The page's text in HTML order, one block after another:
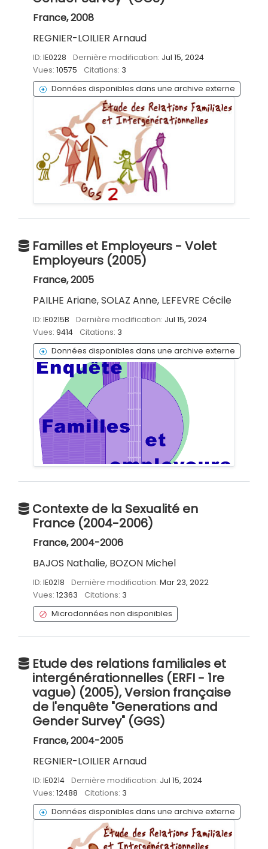
France, 2008
REGNIER-LOILIER Arnaud
ID: IE0228 Dernière modification: Jul 15, 2024
Vues: 10575 Citations: 3
Données disponibles dans une archive externe
Familles et Employeurs - Volet
Employeurs (2005)
France, 2005
PAILHE Ariane, SOLAZ Anne, LEFEVRE Cécile
ID: IE0215B Dernière modification: Jul 15, 2024
Vues: 9414 Citations: 3
Données disponibles dans une archive externe
Contexte de la Sexualité en
France (2004-2006)
France, 2004-2006
BAJOS Nathalie, BOZON Michel
ID: IE0218 Dernière modification: Mar 23, 2022
Vues: 12363 Citations: 3
Microdonnées non disponibles
Etude des relations familiales et
intergénérationnelles (ERFI - 1re
vague) (2005), Version française
de l'enquête "Generations and
Gender Survey" (GGS)
France, 2004-2005
REGNIER-LOILIER Arnaud
ID: IE0214 Dernière modification: Jul 15, 2024
Vues: 12488 Citations: 3
Données disponibles dans une archive externe